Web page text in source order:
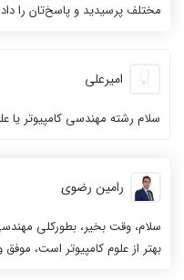
مختلف پرسیدید و پاسخ‌تان را
امیرعلی
سلام رشته مهندسی کامپیوتر یا
رامین رضوی
سلام، وقت بخیر، بطورکلی
بهتر از علوم کامپیوتر است، موفق